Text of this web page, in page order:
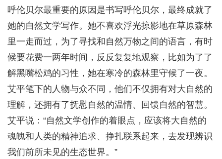
呼伦贝尔最重要的原因是书写呼伦贝尔，最终成就了
她的自然文学写作。她不喜欢浮光掠影地在草原森林
里一走而过，为了寻找和自然万物之间的语言，有时
候要花费一两年时间，反反复复地观察，比如为了了
解黑嘴松鸡的习性，她在寒冷的森林里守候了一夜。
艾平笔下的人物与众不同，他们不仅拥有对大自然的
理解，还拥有了抚慰自然的温情、回馈自然的智慧。
艾平说：“自然文学创作的着眼点，应该将大自然的
魂魄和人类的精神追求、挣扎联系起来，去发现辨识
我们前所未见的生态世界。”